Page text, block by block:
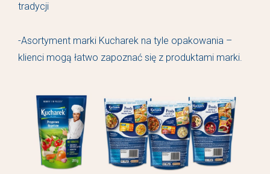
tradycji
-Asortyment marki Kucharek na tyle opakowania –
klienci mogą łatwo zapoznać się z produktami marki.